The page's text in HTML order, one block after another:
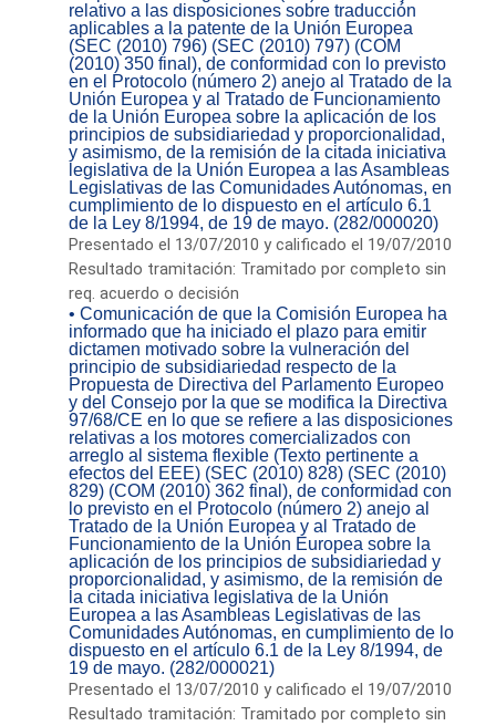
relativo a las disposiciones sobre traducción
aplicables a la patente de la Unión Europea
(SEC (2010) 796) (SEC (2010) 797) (COM
(2010) 350 final), de conformidad con lo previsto
en el Protocolo (número 2) anejo al Tratado de la
Unión Europea y al Tratado de Funcionamiento
de la Unión Europea sobre la aplicación de los
principios de subsidiariedad y proporcionalidad,
y asimismo, de la remisión de la citada iniciativa
legislativa de la Unión Europea a las Asambleas
Legislativas de las Comunidades Autónomas, en
cumplimiento de lo dispuesto en el artículo 6.1
de la Ley 8/1994, de 19 de mayo. (282/000020)
Presentado el 13/07/2010 y calificado el 19/07/2010
Resultado tramitación: Tramitado por completo sin
req. acuerdo o decisión
• Comunicación de que la Comisión Europea ha
informado que ha iniciado el plazo para emitir
dictamen motivado sobre la vulneración del
principio de subsidiariedad respecto de la
Propuesta de Directiva del Parlamento Europeo
y del Consejo por la que se modifica la Directiva
97/68/CE en lo que se refiere a las disposiciones
relativas a los motores comercializados con
arreglo al sistema flexible (Texto pertinente a
efectos del EEE) (SEC (2010) 828) (SEC (2010)
829) (COM (2010) 362 final), de conformidad con
lo previsto en el Protocolo (número 2) anejo al
Tratado de la Unión Europea y al Tratado de
Funcionamiento de la Unión Europea sobre la
aplicación de los principios de subsidiariedad y
proporcionalidad, y asimismo, de la remisión de
la citada iniciativa legislativa de la Unión
Europea a las Asambleas Legislativas de las
Comunidades Autónomas, en cumplimiento de lo
dispuesto en el artículo 6.1 de la Ley 8/1994, de
19 de mayo. (282/000021)
Presentado el 13/07/2010 y calificado el 19/07/2010
Resultado tramitación: Tramitado por completo sin